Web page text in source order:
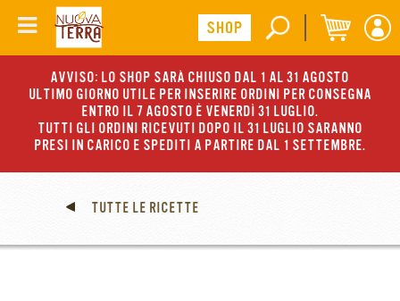
AVVISO: LO SHOP SARÀ CHIUSO DAL 1 AL 31 AGOSTO
ULTIMO GIORNO UTILE PER INSERIRE ORDINI PER CONSEGNA
ENTRO IL 7 AGOSTO È VENERDÌ 31 LUGLIO.
TUTTI GLI ORDINI RICEVUTI DOPO IL 31 LUGLIO SARANNO
PRESI IN CARICO E SPEDITI A PARTIRE DAL 1 SETTEMBRE.
TUTTE LE RICETTE